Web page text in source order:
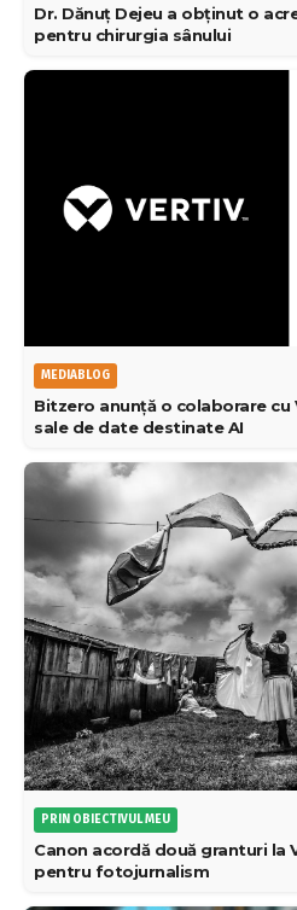
Dr. Dănuț Dejeu a obținut o
pentru chirurgia sânului
MEDIABLOG
Bitzero anunță o colaborare
sale de date destinate AI
PRIN OBIECTIVUL MEU
Canon acordă două granturi la
pentru fotojurnalism